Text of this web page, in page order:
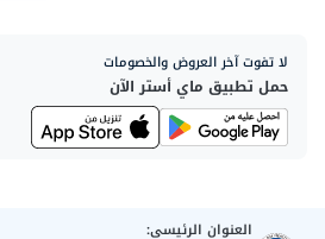
لا تفوت آخر العروض والخصومات
حمل تطبيق ماي أستر الآن
العنوان الرئيسي: